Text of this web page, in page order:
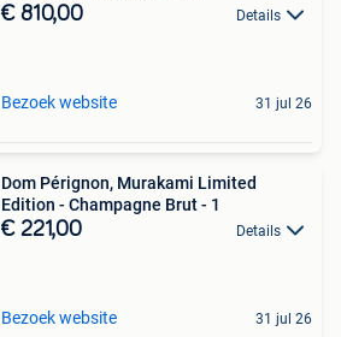
€ 810,00 Details
Bezoek website 31 jul 26
Dom Pérignon, Murakami Limited
Edition - Champagne Brut - 1
€ 221,00 Details
Bezoek website 31 jul 26